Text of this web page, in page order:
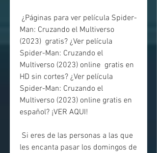
Man: Cruzando el Multiverso
(2023)  gratis? ¿Ver película
Spider-Man: Cruzando el
Multiverso (2023) online  gratis en
HD sin cortes? ¿Ver película
Spider-Man: Cruzando el
Multiverso (2023) online gratis en
español? ¡VER AQUI!
les encanta pasar los domingos de